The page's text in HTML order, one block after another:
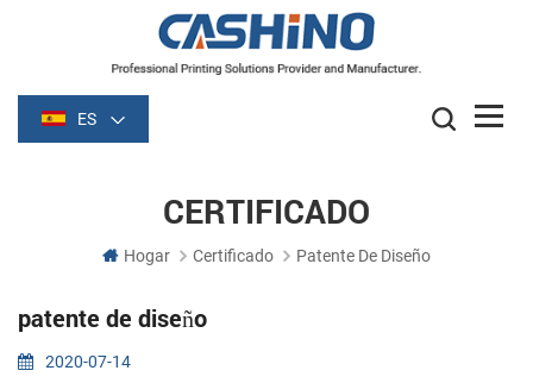
ES
CERTIFICADO
Hogar Certificado Patente De Diseño
patente de diseño
2020-07-14